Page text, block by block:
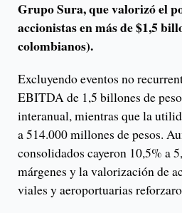
Grupo Sura, que valorizó el
accionistas en más de $1,5
colombianos).
Excluyendo eventos no
EBITDA de 1,5 billones de
interanual, mientras que la
a 514.000 millones de pesos.
consolidados cayeron 10,5% a
márgenes y la valorización de
viales y aeroportuarias